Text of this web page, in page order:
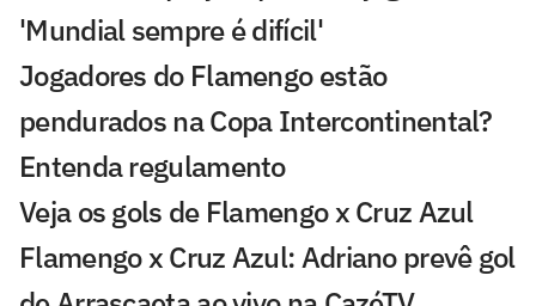
'Mundial sempre é difícil'
Jogadores do Flamengo estão
pendurados na Copa Intercontinental?
Entenda regulamento
Veja os gols de Flamengo x Cruz Azul
Flamengo x Cruz Azul: Adriano prevê gol